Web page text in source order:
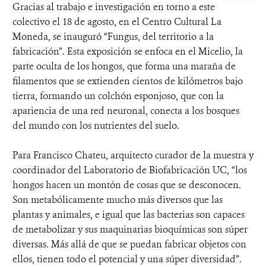
Gracias al trabajo e investigación en torno a este
colectivo el 18 de agosto, en el Centro Cultural La
Moneda, se inauguró “Fungus, del territorio a la
fabricación”. Esta exposición se enfoca en el Micelio, la
parte oculta de los hongos, que forma una maraña de
filamentos que se extienden cientos de kilómetros bajo
tierra, formando un colchón esponjoso, que con la
apariencia de una red neuronal, conecta a los bosques
del mundo con los nutrientes del suelo.
Para Francisco Chateu, arquitecto curador de la muestra y
coordinador del Laboratorio de Biofabricación UC, “los
hongos hacen un montón de cosas que se desconocen.
Son metabólicamente mucho más diversos que las
plantas y animales, e igual que las bacterias son capaces
de metabolizar y sus maquinarias bioquímicas son súper
diversas. Más allá de que se puedan fabricar objetos con
ellos, tienen todo el potencial y una súper diversidad”.